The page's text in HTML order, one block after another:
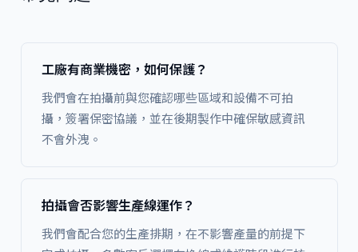
工廠有商業機密，如何保護？
我們會在拍攝前與您確認哪些區域和設備不可拍
攝，簽署保密協議，並在後期製作中確保敏感資訊
不會外洩。
拍攝會否影響生產線運作？
我們會配合您的生產排期，在不影響產量的前提下